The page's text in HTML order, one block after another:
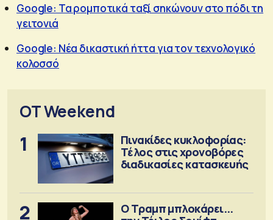
Google: Τα ρομποτικά ταξί σηκώνουν στο πόδι τη
γειτονιά
Google: Νέα δικαστική ήττα για τον τεχνολογικό
κολοσσό
OT Weekend
1
Πινακίδες κυκλοφορίας:
Τέλος στις χρονοβόρες
διαδικασίες κατασκευής
2
Ο Τραμπ μπλοκάρει...